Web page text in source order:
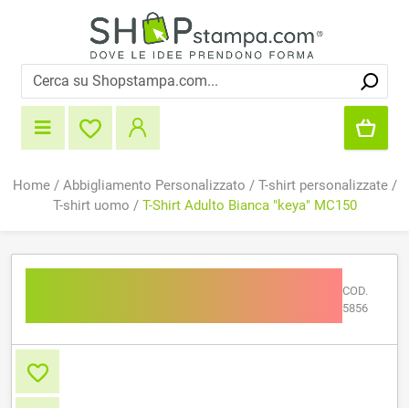
Home/ Abbigliamento Personalizzato / T-shirt personalizzate/
T-shirt uomo / T-Shirt Adulto Bianca "keya" MC150
COD.
5856